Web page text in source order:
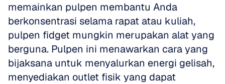
memainkan pulpen membantu Anda
berkonsentrasi selama rapat atau kuliah,
pulpen fidget mungkin merupakan alat yang
berguna. Pulpen ini menawarkan cara yang
bijaksana untuk menyalurkan energi gelisah,
menyediakan outlet fisik yang dapat